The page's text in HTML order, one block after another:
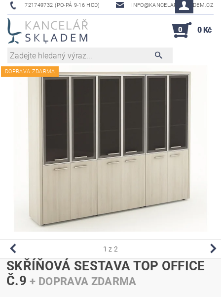
721749732 (PO-PÁ 9-16 HOD) INFO@KANCELAR-SKLADEM.CZ
0 0 Kč
DOPRAVA ZDARMA
1 z 2
SKŘÍŇOVÁ SESTAVA TOP OFFICE
Č.9+ DOPRAVA ZDARMA